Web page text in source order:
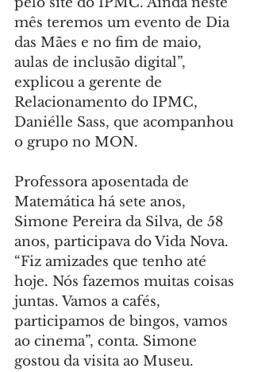
mês teremos um evento de Dia
das Mães e no fim de maio,
aulas de inclusão digital”,
explicou a gerente de
Relacionamento do IPMC,
Daniélle Sass, que acompanhou
o grupo no MON.
Professora aposentada de
Matemática há sete anos,
Simone Pereira da Silva, de 58
anos, participava do Vida Nova.
“Fiz amizades que tenho até
hoje. Nós fazemos muitas coisas
juntas. Vamos a cafés,
participamos de bingos, vamos
ao cinema”, conta. Simone
gostou da visita ao Museu.